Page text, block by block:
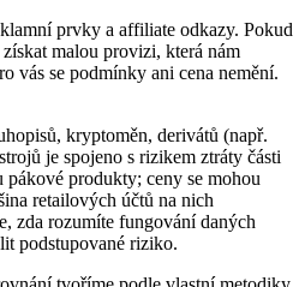
prvky a affiliate odkazy. Pokud
malou provizi, která nám
vás se podmínky ani cena nemění.
kryptoměn, derivátů (např.
je spojeno s rizikem ztráty části
produkty; ceny se mohou
retailových účtů na nich
zda rozumíte fungování daných
podstupované riziko.